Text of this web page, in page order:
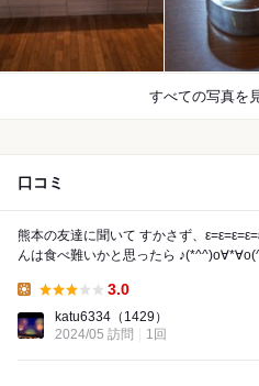
すべての写真を
口コミ
熊本の友達に聞いて すかさず、ε=ε=ε=ε=ε=ε=┌(;￣◇￣)┘ 流石に お馬さ
3.0
katu6334 （1429）
2024/05 訪問
1回